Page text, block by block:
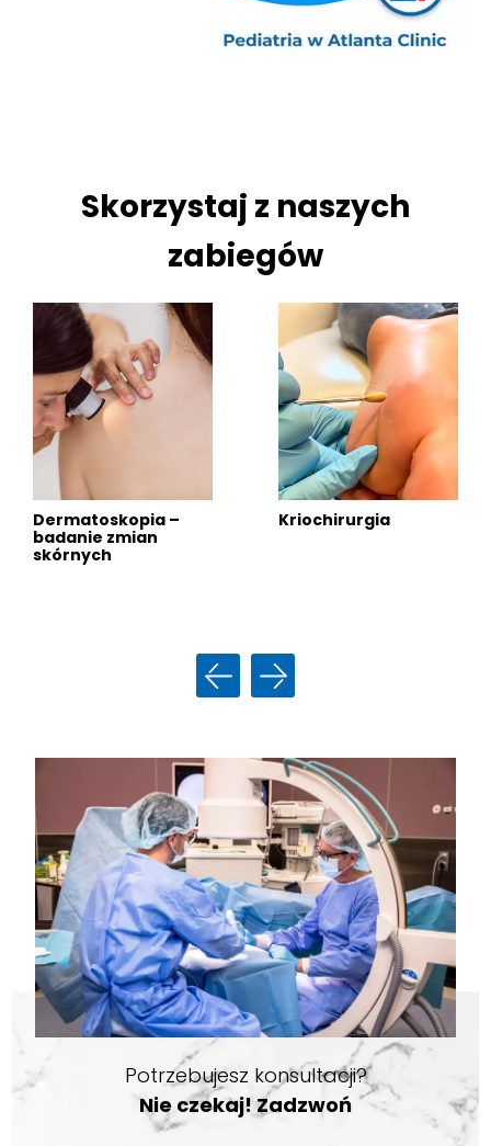
Skorzystaj z naszych
zabiegów
Dermatoskopia –
badanie zmian
skórnych
Kriochirurgia
Potrzebujesz konsultacji?
Nie czekaj! Zadzwoń